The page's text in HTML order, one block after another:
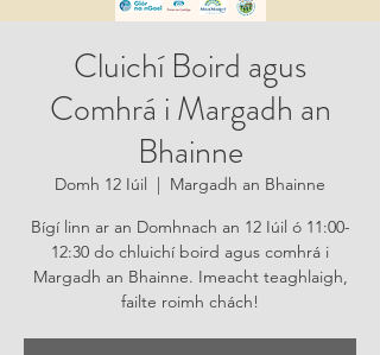
Cluichí Boird agus
Comhrá i Margadh an
Bhainne
Domh 12 Iúil
  |
Margadh an Bhainne
Bígí linn ar an Domhnach an 12 Iúil ó 11:00-
12:30 do chluichí boird agus comhrá i
Margadh an Bhainne. Imeacht teaghlaigh,
failte roimh chách!